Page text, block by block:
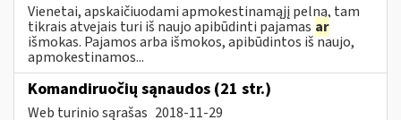
Vienetai, apskaičiuodami apmokestinamąjį pelną, tam
tikrais atvejais turi iš naujo apibūdinti pajamas ar
išmokas. Pajamos arba išmokos, apibūdintos iš naujo,
apmokestinamos...
Komandiruočių sąnaudos (21 str.)
Web turinio sąrašas 2018-11-29